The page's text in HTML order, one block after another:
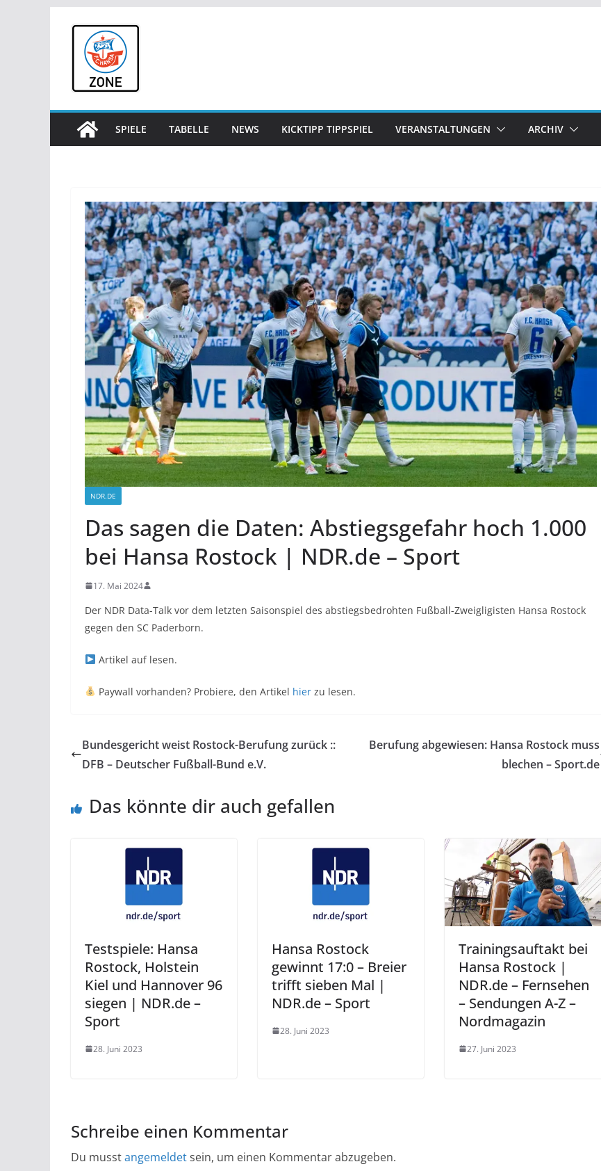
springen
SPIELE TABELLE NEWS KICKTIPP TIPPSPIEL VERANSTALTUNGEN ARCHIV
NDR.DE
Das sagen die Daten: Abstiegsgefahr hoch 1.000
bei Hansa Rostock | NDR.de – Sport
17. Mai 2024
Der NDR Data-Talk vor dem letzten Saisonspiel des abstiegsbedrohten Fußball-Zweigligisten Hansa Rostock
gegen den SC Paderborn.
Artikel auf lesen.
Paywall vorhanden? Probiere, den Artikel hierzu lesen.
Bundesgericht weist Rostock-Berufung zurück ::
DFB – Deutscher Fußball-Bund e.V.
Berufung abgewiesen: Hansa Rostock muss
blechen – Sport.de
Das könnte dir auch gefallen
Testspiele: Hansa
Rostock, Holstein
Kiel und Hannover 96
siegen | NDR.de –
Sport
28. Juni 2023
Hansa Rostock
gewinnt 17:0 – Breier
trifft sieben Mal |
NDR.de – Sport
28. Juni 2023
Trainingsauftakt bei
Hansa Rostock |
NDR.de – Fernsehen
– Sendungen A-Z –
Nordmagazin
27. Juni 2023
Schreibe einen Kommentar
Du musstangemeldetsein, um einen Kommentar abzugeben.